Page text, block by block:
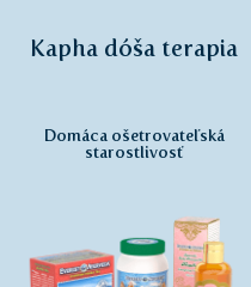
Kapha dóša terapia
Domáca ošetrovateľská
starostlivosť